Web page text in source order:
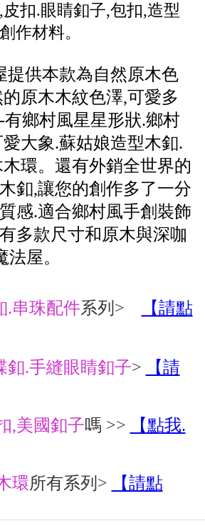
扣.眼睛釦子,包扣,造型
作材料。
供本款為自然原木色
原木木紋色澤,可愛多
鄉村風星星形狀.鄉村
大象.蘇姑娘造型木釦.
環。還有外銷全世界的
釦,讓您的創作多了一分
感.適合鄉村風手創裝飾
多款尺寸和原木與深咖
屋。
.串珠配件系列 >
【請點
釦.手縫眼睛釦子>
【請
,美國釦子嗎 >>
【點我.
環所有系列 >
【請點